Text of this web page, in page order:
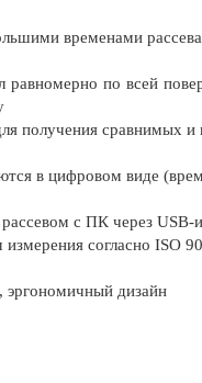
временами рассева
по всей
получения сравнимых
в цифровом виде
с ПК через USB-
согласно ISO
дизайн